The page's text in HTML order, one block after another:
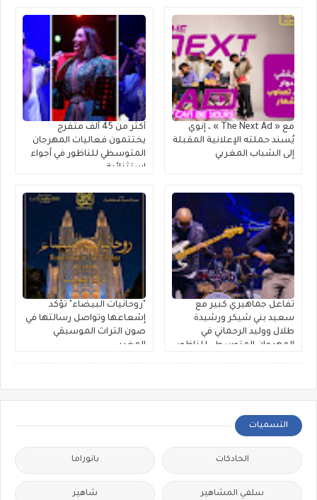
مع « The Next Ad » ، إنوي
يُسند حملته الإعلانية المقبلة
إلى الشباب المغربي
أكثر من 45 ألف متفرج
يختتمون فعاليات المهرجان
المتوسطي للناظور في أجواء
استثنائية
تفاعل جماهيري كبير مع
سعيد بني شيكر ورشيدة
طلال ووليد الرحماني في
المهرجان المتوسطي للناظور
"روحانيات البيضاء" تؤكد
إشعاعها وتواصل رسالتها في
صون التراث الموسيقي
المغربي
التسميات
الحادكات بانوراما
سلفي المشاهير شاهير